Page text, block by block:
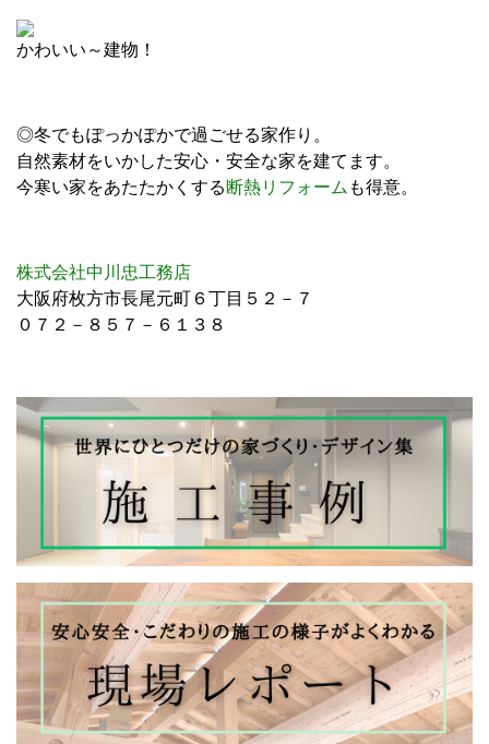
かわいい～建物！
◎冬でもぽっかぽかで過ごせる家作り。
自然素材をいかした安心・安全な家を建てます。
今寒い家をあたたかくする 断熱リフォーム も得意。
株式会社中川忠工務店
大阪府枚方市長尾元町６丁目５２－７
０７２－８５７－６１３８